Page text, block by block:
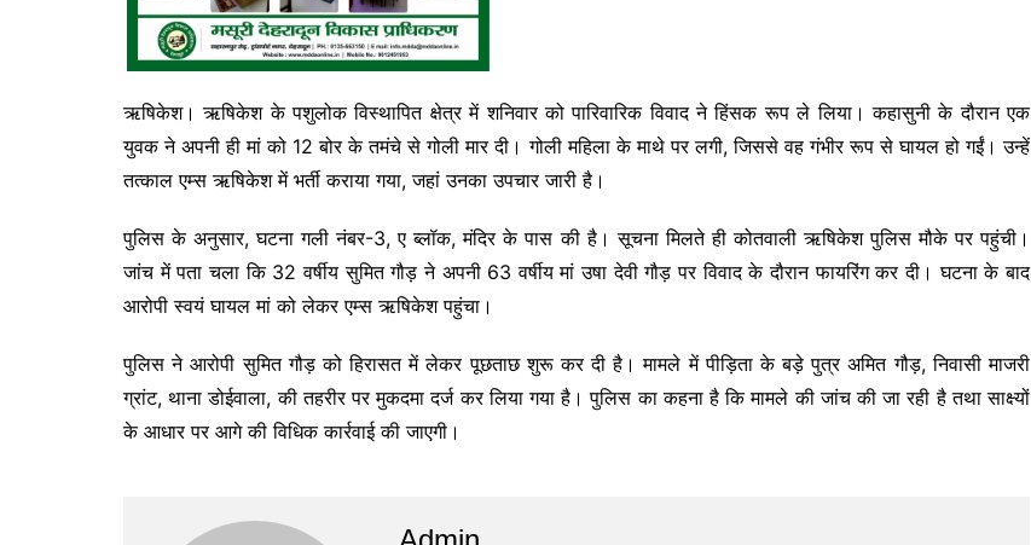
ऋषिकेश। ऋषिकेश के पशुलोक विस्थापित क्षेत्र में शनिवार को पारिवारिक विवाद ने हिंसक रूप ले लिया। कहासुनी के दौरान एक
युवक ने अपनी ही मां को 12 बोर के तमंचे से गोली मार दी। गोली महिला के माथे पर लगी, जिससे वह गंभीर रूप से घायल हो गईं। उन्हें
तत्काल एम्स ऋषिकेश में भर्ती कराया गया, जहां उनका उपचार जारी है।
पुलिस के अनुसार, घटना गली नंबर-3, ए ब्लॉक, मंदिर के पास की है। सूचना मिलते ही कोतवाली ऋषिकेश पुलिस मौके पर पहुंची।
जांच में पता चला कि 32 वर्षीय सुमित गौड़ ने अपनी 63 वर्षीय मां उषा देवी गौड़ पर विवाद के दौरान फायरिंग कर दी। घटना के बाद
आरोपी स्वयं घायल मां को लेकर एम्स ऋषिकेश पहुंचा।
पुलिस ने आरोपी सुमित गौड़ को हिरासत में लेकर पूछताछ शुरू कर दी है। मामले में पीड़िता के बड़े पुत्र अमित गौड़, निवासी माजरी
ग्रांट, थाना डोईवाला, की तहरीर पर मुकदमा दर्ज कर लिया गया है। पुलिस का कहना है कि मामले की जांच की जा रही है तथा साक्ष्यों
के आधार पर आगे की विधिक कार्रवाई की जाएगी।